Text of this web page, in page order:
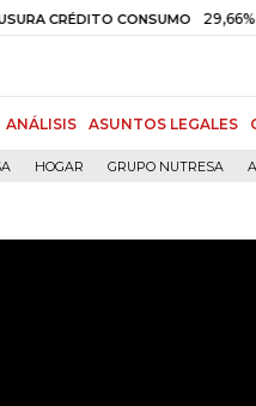
CONSUMO 29,66%
ANÁLISIS ASUNTOS LEGALES
HOGAR GRUPO NUTRESA